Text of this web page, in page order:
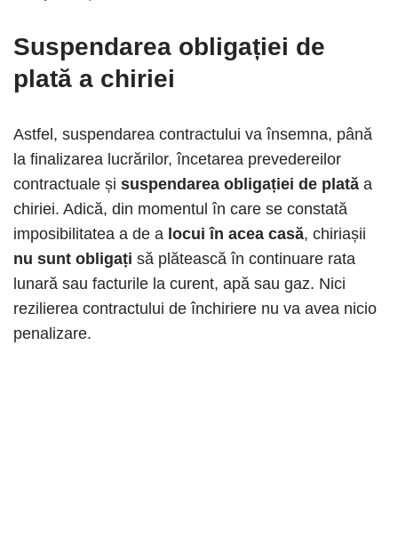
Suspendarea obligației de
plată a chiriei
Astfel, suspendarea contractului va însemna, până
la finalizarea lucrărilor, încetarea prevedereilor
contractuale și suspendarea obligației de plată a
chiriei. Adică, din momentul în care se constată
imposibilitatea a de a locui în acea casă, chiriașii
nu sunt obligați să plătească în continuare rata
lunară sau facturile la curent, apă sau gaz. Nici
rezilierea contractului de închiriere nu va avea nicio
penalizare.